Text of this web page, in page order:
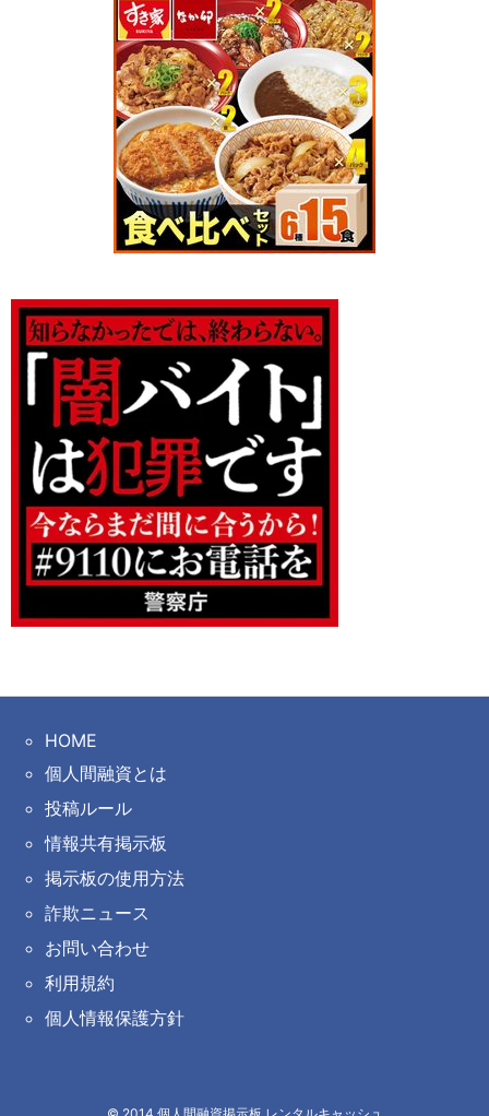
HOME
個人間融資とは
投稿ルール
情報共有掲示板
掲示板の使用方法
詐欺ニュース
お問い合わせ
利用規約
個人情報保護方針